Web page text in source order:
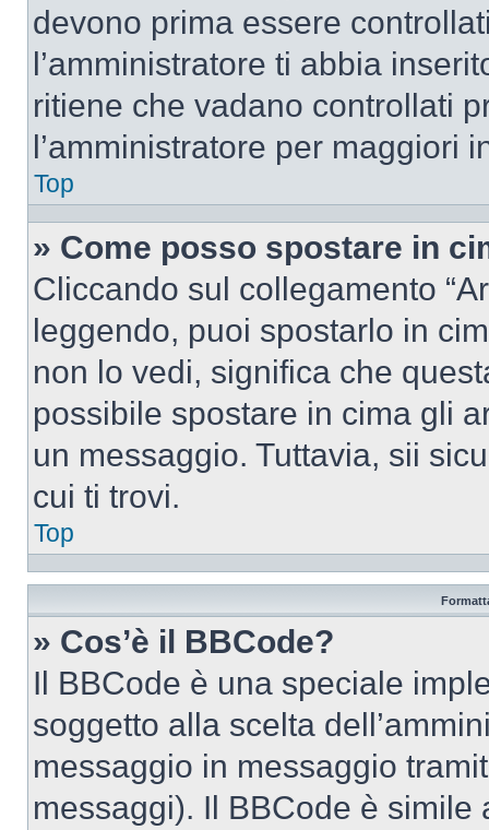
devono prima essere
l’amministratore ti abbia
ritiene che vadano controllati
l’amministratore per maggiori
Top
» Come posso spostare in
Cliccando sul collegamento
leggendo, puoi spostarlo in
non lo vedi, significa che
possibile spostare in cima gli
un messaggio. Tuttavia, sii
cui ti trovi.
Top
» Cos’è il BBCode?
Il BBCode è una speciale
soggetto alla scelta
messaggio in messaggio
messaggi). Il BBCode è simile